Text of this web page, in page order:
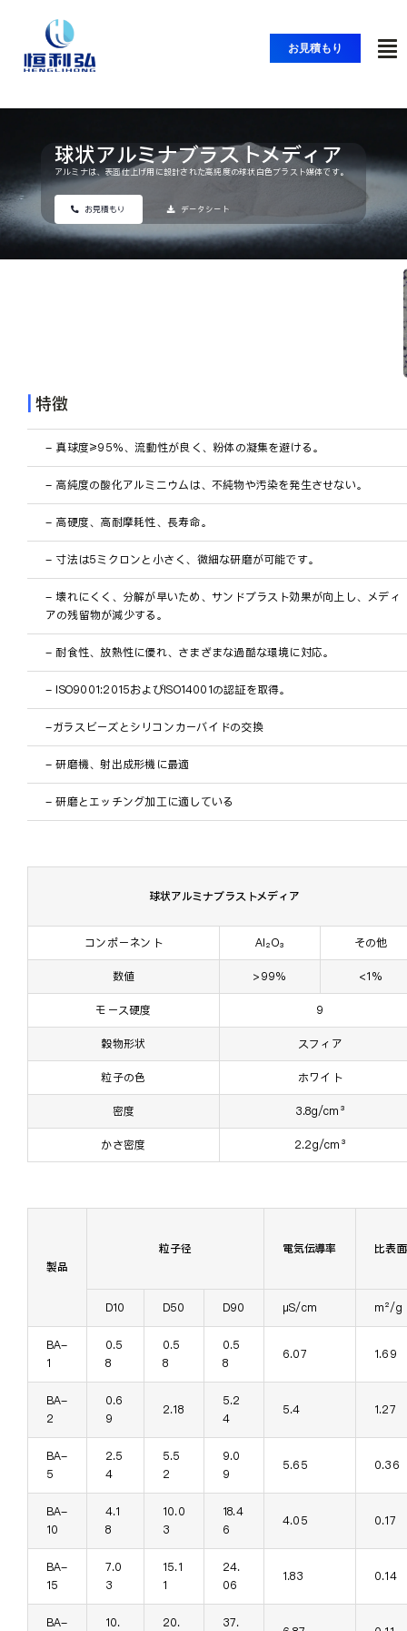
ツ
キ
ッ
プ
お見積もり
ト
ビ
ゲ
ー
ホーム
製品紹介
アプリケーション
JA
球状アルミナブラストメディア
アルミナは、表面仕上げ用に設計された高純度の球状白色ブラスト媒体です。
お見積もり データシート
|特徴
- 真球度≥95%、流動性が良く、粉体の凝集を避ける。
- 高純度の酸化アルミニウムは、不純物や汚染を発生させない。
- 高硬度、高耐摩耗性、長寿命。
- 寸法は5ミクロンと小さく、微細な研磨が可能です。
- 壊れにくく、分解が早いため、サンドブラスト効果が向上し、メディ
アの残留物が減少する。
- 耐食性、放熱性に優れ、さまざまな過酷な環境に対応。
- ISO9001:2015およびISO14001の認証を取得。
-ガラスビーズとシリコンカーバイドの交換
- 研磨機、射出成形機に最適
- 研磨とエッチング加工に適している
球状アルミナブラストメディア
コンポーネント Al₂O₃ その他
数値 >99% <1%
モース硬度 9
穀物形状 スフィア
粒子の色 ホワイト
密度 3.8g/cm³
かさ密度 2.2g/cm³
製品
粒子径 電気伝導率 比表
D10 D50 D90 μS/cm m²/g
BA-
1
0.5
8
0.5
8
0.5
8
6.07 1.69
BA-
2
0.6
9
2.18
5.2
4
5.4 1.27
BA-
5
2.5
4
5.5
2
9.0
9
5.65 0.36
BA-
10
4.1
8
10.0
3
18.4
6
4.05 0.17
BA-
15
7.0
3
15.1
1
24.
06
1.83 0.14
BA- 10. 20. 37.